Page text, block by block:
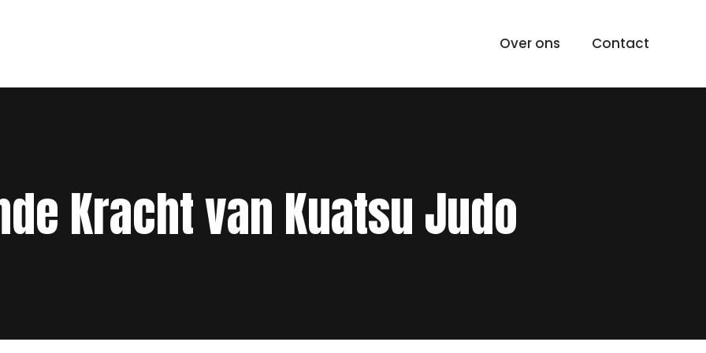
Over ons Contact
Kracht van Kuatsu Judo